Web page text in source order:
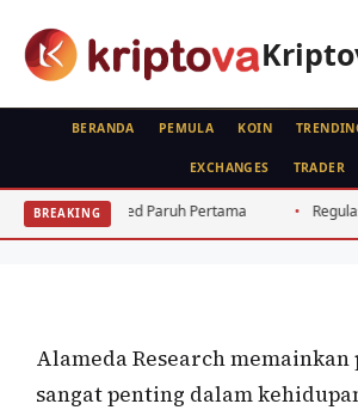
BERANDA PEMULA KOIN
EXCHANGES TRADER
BREAKING
Fed Paruh Pertama Regulasi Kripto
FEATURED
Alameda Research
Alameda Research memainkan
sangat penting dalam